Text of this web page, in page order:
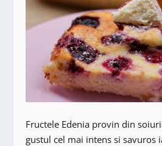
Fructele Edenia provin din
gustul cel mai intens si savuros